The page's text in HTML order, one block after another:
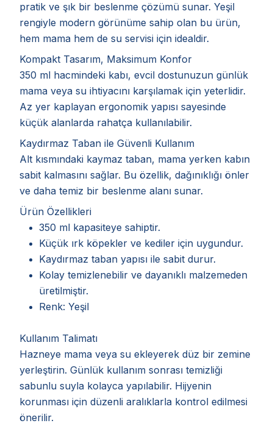
pratik ve şık bir beslenme çözümü sunar. Yeşil
rengiyle modern görünüme sahip olan bu ürün,
hem mama hem de su servisi için idealdir.
Kompakt Tasarım, Maksimum Konfor
350 ml hacmindeki kabı, evcil dostunuzun günlük
mama veya su ihtiyacını karşılamak için yeterlidir.
Az yer kaplayan ergonomik yapısı sayesinde
küçük alanlarda rahatça kullanılabilir.
Kaydırmaz Taban ile Güvenli Kullanım
Alt kısmındaki kaymaz taban, mama yerken kabın
sabit kalmasını sağlar. Bu özellik, dağınıklığı önler
ve daha temiz bir beslenme alanı sunar.
Ürün Özellikleri
350 ml kapasiteye sahiptir.
Küçük ırk köpekler ve kediler için uygundur.
Kaydırmaz taban yapısı ile sabit durur.
Kolay temizlenebilir ve dayanıklı malzemeden
üretilmiştir.
Renk: Yeşil
Kullanım Talimatı
Hazneye mama veya su ekleyerek düz bir zemine
yerleştirin. Günlük kullanım sonrası temizliği
sabunlu suyla kolayca yapılabilir. Hijyenin
korunması için düzenli aralıklarla kontrol edilmesi
önerilir.